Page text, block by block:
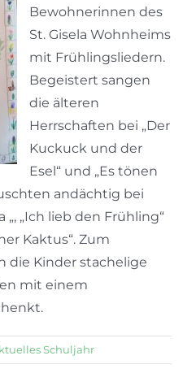
Bewohnerinnen des
St. Gisela Wohnheims
mit Frühlingsliedern.
Begeistert sangen
die älteren
Herrschaften bei „Der
Kuckuck und der
Esel“ und „Es tönen
andächtig bei
„Ich lieb den Frühling“
Kaktus“. Zum
die Kinder stachelige
mit einem
Schuljahr